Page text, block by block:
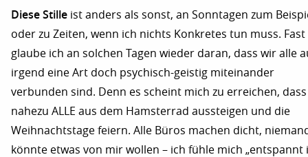
Diese Stille ist anders als sonst, an Sonntagen zum
oder zu Zeiten, wenn ich nichts Konkretes tun muss. Fast
glaube ich an solchen Tagen wieder daran, dass wir alle
irgend eine Art doch psychisch-geistig miteinander
verbunden sind. Denn es scheint mich zu erreichen,
nahezu ALLE aus dem Hamsterrad aussteigen und die
Weihnachtstage feiern. Alle Büros machen dicht,
könnte etwas von mir wollen – ich fühle mich „entspannt